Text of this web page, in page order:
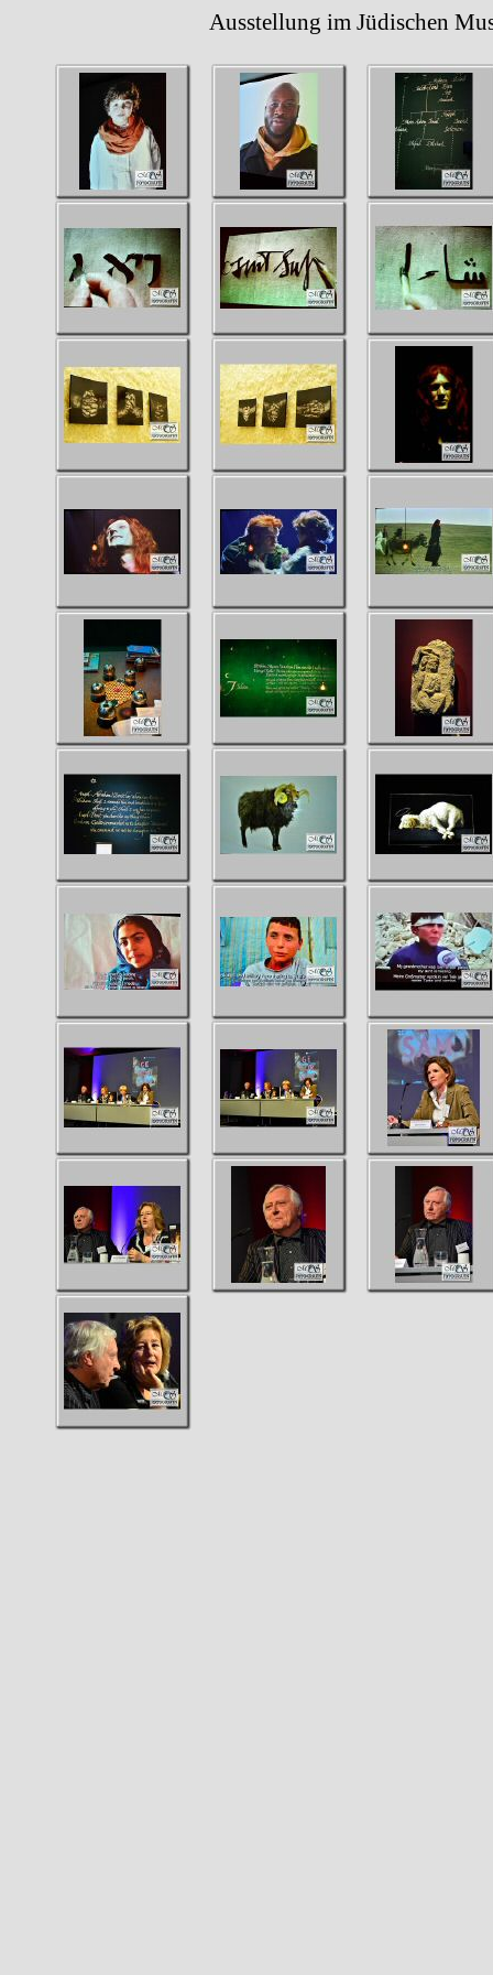
Ausstellung im Jüdischen